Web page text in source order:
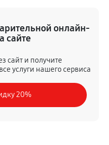
кинотеатра LG
60 минут
онлайн-
сайте
сайт и получите
услуги нашего сервиса
20%